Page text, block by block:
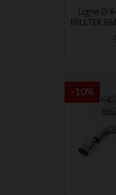
Ligne
MILLTEK
-10%